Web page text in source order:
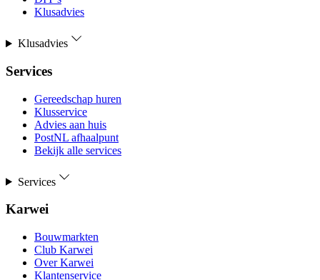
Klusadvies
Klusadvies
Services
Gereedschap huren
Klusservice
Advies aan huis
PostNL afhaalpunt
Bekijk alle services
Services
Karwei
Bouwmarkten
Club Karwei
Over Karwei
Klantenservice